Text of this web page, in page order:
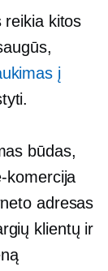
reikia kitos
į
būdas,
komercija
adresas
klientų ir